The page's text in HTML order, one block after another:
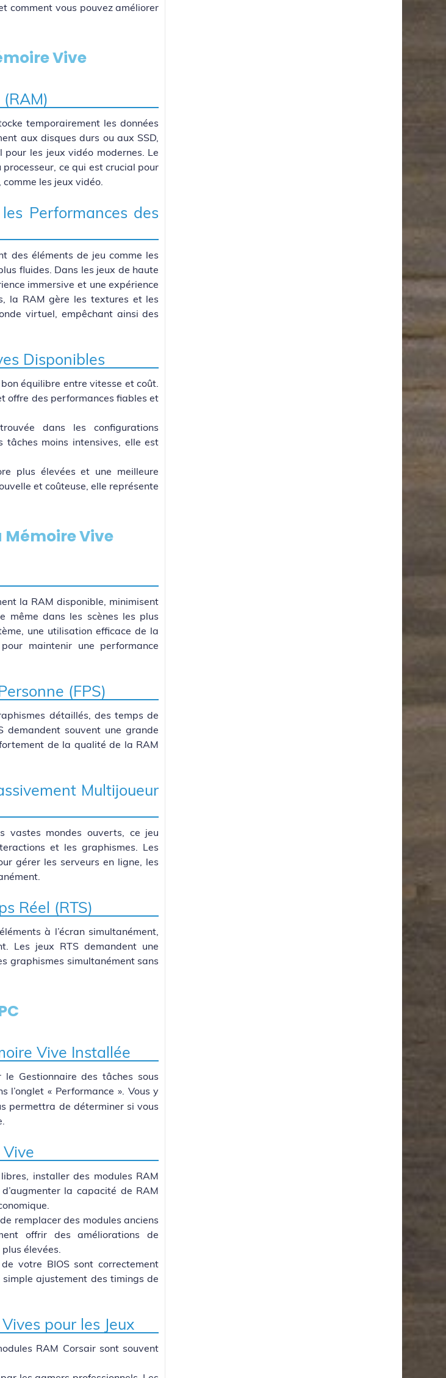
comment vous pouvez améliorer
Vive
temporairement les données
aux disques durs ou aux SSD,
les jeux vidéo modernes. Le
ce qui est crucial pour
les jeux vidéo.
Performances des
des éléments de jeu comme les
fluides. Dans les jeux de haute
immersive et une expérience
la RAM gère les textures et les
virtuel, empêchant ainsi des
Disponibles
équilibre entre vitesse et coût.
offre des performances fiables et
dans les configurations
tâches moins intensives, elle est
plus élevées et une meilleure
et coûteuse, elle représente
Mémoire Vive
la RAM disponible, minimisent
même dans les scènes les plus
une utilisation efficace de la
maintenir une performance
(FPS)
détaillés, des temps de
demandent souvent une grande
de la qualité de la RAM
Multijoueur
vastes mondes ouverts, ce jeu
et les graphismes. Les
gérer les serveurs en ligne, les
Réel (RTS)
à l’écran simultanément,
Les jeux RTS demandent une
graphismes simultanément sans
Vive Installée
Gestionnaire des tâches sous
l’onglet « Performance ». Vous y
permettra de déterminer si vous
installer des modules RAM
la capacité de RAM
remplacer des modules anciens
offrir des améliorations de
élevées.
votre BIOS sont correctement
ajustement des timings de
pour les Jeux
RAM Corsair sont souvent